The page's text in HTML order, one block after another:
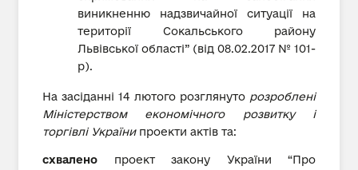
виникненню надзвичайної ситуації на
території Сокальського району
Львівської області” (від 08.02.2017 № 101-
р).
На засіданні 14 лютого розглянуто розроблені
Міністерством економічного розвитку і
торгівлі Українипроекти актів та:
схвалено проект закону України “Про